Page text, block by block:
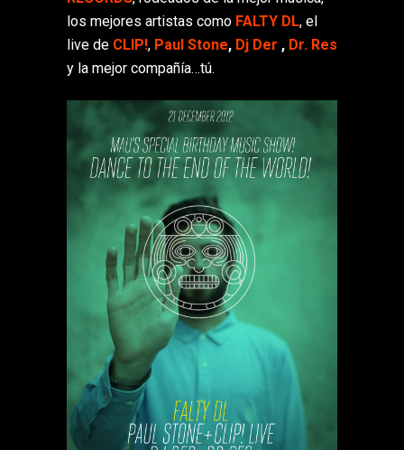
los mejores artistas como FALTY DL, el
live de CLIP!, Paul Stone, Dj Der , Dr. Res
y la mejor compañía…tú.